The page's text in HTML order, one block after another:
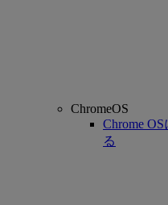
ChromeOS
Chrome
る